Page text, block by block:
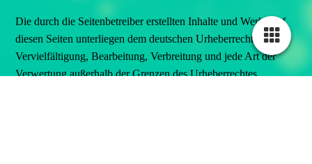
Die durch die Seitenbetreiber erstellten Inhalte und Werke auf
diesen Seiten unterliegen dem deutschen Urheberrecht. Die
Vervielfältigung, Bearbeitung, Verbreitung und jede Art der
Verwertung außerhalb der Grenzen des Urheberrechtes